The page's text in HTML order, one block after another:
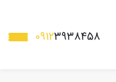
09123938458